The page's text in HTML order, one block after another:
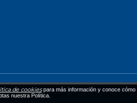
de cookiespara más información y conoce cómo
nuestra Política.